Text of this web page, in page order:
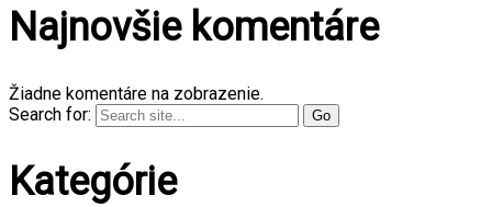
Najnovšie komentáre
Žiadne komentáre na zobrazenie.
Search for:
Kategórie